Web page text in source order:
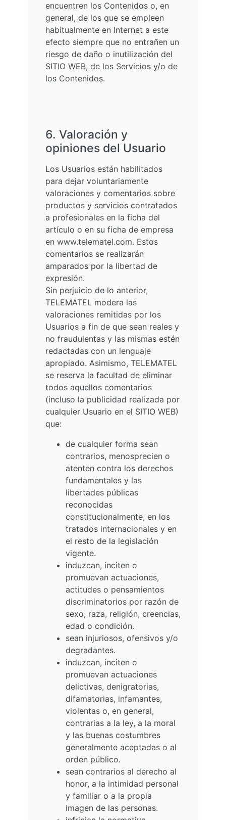
encuentren los Contenidos o, en
general, de los que se empleen
habitualmente en Internet a este
efecto siempre que no entrañen un
riesgo de daño o inutilización del
SITIO WEB, de los Servicios y/o de
los Contenidos.
6. Valoración y
opiniones del Usuario
Los Usuarios están habilitados
para dejar voluntariamente
valoraciones y comentarios sobre
productos y servicios contratados
a profesionales en la ficha del
artículo o en su ficha de empresa
en www.telematel.com. Estos
comentarios se realizarán
amparados por la libertad de
expresión.
Sin perjuicio de lo anterior,
TELEMATEL modera las
valoraciones remitidas por los
Usuarios a fin de que sean reales y
no fraudulentas y las mismas estén
redactadas con un lenguaje
apropiado. Asimismo, TELEMATEL
se reserva la facultad de eliminar
todos aquellos comentarios
(incluso la publicidad realizada por
cualquier Usuario en el SITIO WEB)
que:
de cualquier forma sean
contrarios, menosprecien o
atenten contra los derechos
fundamentales y las
libertades públicas
reconocidas
constitucionalmente, en los
tratados internacionales y en
el resto de la legislación
vigente.
induzcan, inciten o
promuevan actuaciones,
actitudes o pensamientos
discriminatorios por razón de
sexo, raza, religión, creencias,
edad o condición.
sean injuriosos, ofensivos y/o
degradantes.
induzcan, inciten o
promuevan actuaciones
delictivas, denigratorias,
difamatorias, infamantes,
violentas o, en general,
contrarias a la ley, a la moral
y las buenas costumbres
generalmente aceptadas o al
orden público.
sean contrarios al derecho al
honor, a la intimidad personal
y familiar o a la propia
imagen de las personas.